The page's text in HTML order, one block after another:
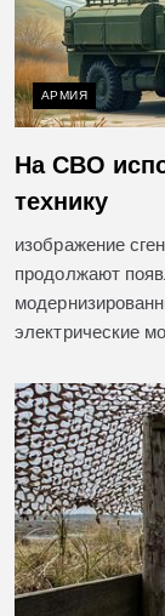
АРМИЯ
На СВО
технику
изображение
продолжают
электрические